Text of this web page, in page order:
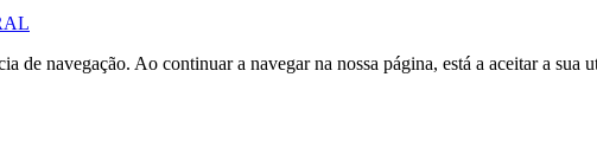
de navegação. Ao continuar a navegar na nossa página, está a aceitar a sua